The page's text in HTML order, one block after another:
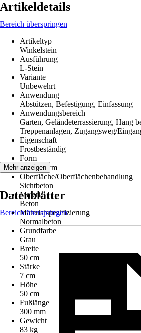
Artikeldetails
Bereich überspringen
Artikeltyp
Winkelstein
Ausführung
L-Stein
Variante
Unbewehrt
Anwendung
Abstützen, Befestigung, Einfassung
Anwendungsbereich
Garten, Geländeterrassierung, Hang
Treppenanlagen, Zugangsweg/
Eigenschaft
Frostbeständig
Form
Sonderform
Oberfläche/Oberflächenbehandlung
Sichtbeton
Material
Beton
Materialspezifizierung
Normalbeton
Grundfarbe
Grau
Breite
50 cm
Stärke
7 cm
Höhe
50 cm
Fußlänge
300 mm
Gewicht
83 kg
Mehr anzeigen
Datenblätter
Bereich überspringen